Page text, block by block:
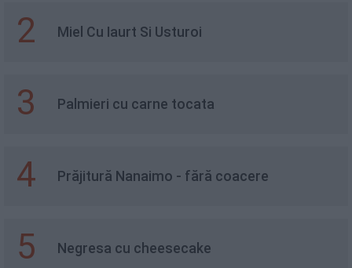
2 Miel Cu Iaurt Si Usturoi
3 Palmieri cu carne tocata
4 Prăjitură Nanaimo - fără coacere
5 Negresa cu cheesecake